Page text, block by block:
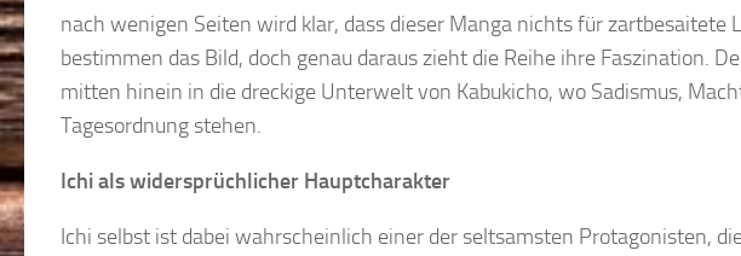
nach wenigen Seiten wird klar, dass dieser Manga nichts für zartbesaitete
bestimmen das Bild, doch genau daraus zieht die Reihe ihre Faszination.
mitten hinein in die dreckige Unterwelt von Kabukicho, wo Sadismus,
Tagesordnung stehen.
Ichi als widersprüchlicher Hauptcharakter
Ichi selbst ist dabei wahrscheinlich einer der seltsamsten Protagonisten,